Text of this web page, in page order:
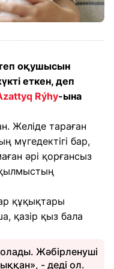
оқушысын
еткен, деп
Rýhy-ына
Желіде тараған
мүгедектігі бар,
әрі қорғансыз
құқықтары
қазір қыз бала
Жәбірленуші
- деді ол.